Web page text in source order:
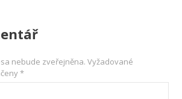
nebude zveřejněna. Vyžadované
*